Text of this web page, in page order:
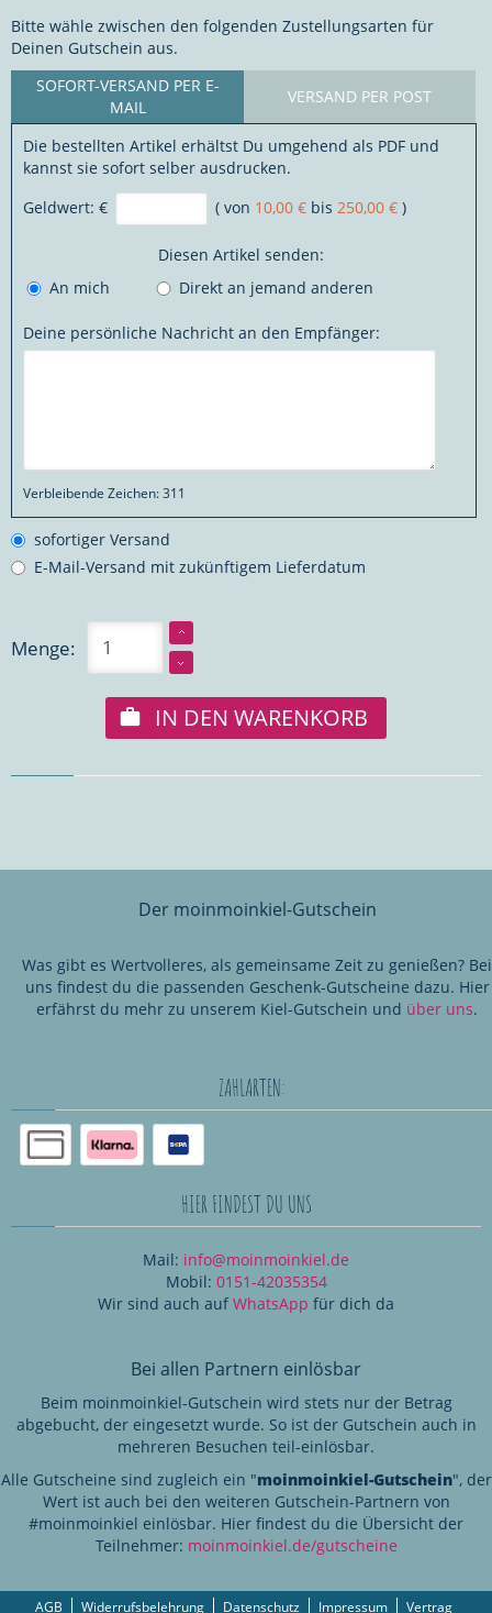
Bitte wähle zwischen den folgenden Zustellungsarten für
Deinen Gutschein aus.
SOFORT-VERSAND PER E-
MAIL
VERSAND PER POST
Die bestellten Artikel erhältst Du umgehend als PDF und
kannst sie sofort selber ausdrucken.
Geldwert: € ( von 10,00 € bis 250,00 € )
Diesen Artikel senden:
An mich
Direkt an jemand anderen
Deine persönliche Nachricht an den Empfänger:
Verbleibende Zeichen:311
sofortiger Versand
E-Mail-Versand mit zukünftigem Lieferdatum
Menge:
IN DEN WARENKORB
Der moinmoinkiel-Gutschein
Was gibt es Wertvolleres, als gemeinsame Zeit zu genießen? Bei
uns findest du die passenden Geschenk-Gutscheine dazu. Hier
erfährst du mehr zu unserem Kiel-Gutschein und über uns.
ZAHLARTEN:
HIER FINDEST DU UNS
Mail: info@moinmoinkiel.de
Mobil: 0151-42035354
Wir sind auch auf WhatsApp für dich da
Bei allen Partnern einlösbar
Beim moinmoinkiel-Gutschein wird stets nur der Betrag
abgebucht, der eingesetzt wurde. So ist der Gutschein auch in
mehreren Besuchen teil-einlösbar.
Alle Gutscheine sind zugleich ein "moinmoinkiel-Gutschein", der
Wert ist auch bei den weiteren Gutschein-Partnern von
#moinmoinkiel einlösbar. Hier findest du die Übersicht der
Teilnehmer: moinmoinkiel.de/gutscheine
AGB Widerrufsbelehrung Datenschutz Impressum Vertrag